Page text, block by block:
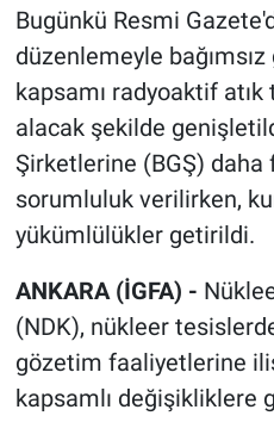
Bugünkü Resmi
düzenlemeyle
kapsamı radyoaktif
alacak şekilde
Şirketlerine (BGŞ) daha
sorumluluk verilirken,
yükümlülükler getirildi.
ANKARA (İGFA) -
(NDK), nükleer
gözetim faaliyetlerine
kapsamlı değişikliklere